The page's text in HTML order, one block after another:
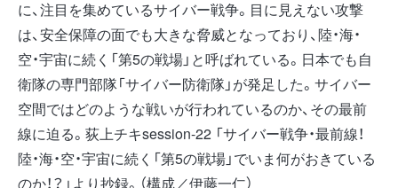
に、注目を集めているサイバー戦争。目に見えない攻撃
は、安全保障の面でも大きな脅威となっており、陸・海・
空・宇宙に続く「第5の戦場」と呼ばれている。日本でも自
衛隊の専門部隊「サイバー防衛隊」が発足した。サイバー
空間ではどのような戦いが行われているのか、その最前
線に迫る。荻上チキsession-22 「サイバー戦争・最前線！
陸・海・空・宇宙に続く「第5の戦場」でいま何がおきている
のか！？」より抄録。（構成／伊藤一仁）